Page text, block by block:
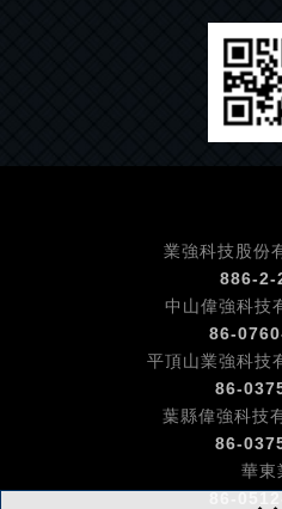
業強科技股
886-2-
中山偉強科
86-
平頂山業強科
86-
葉縣偉強科
86-
華東